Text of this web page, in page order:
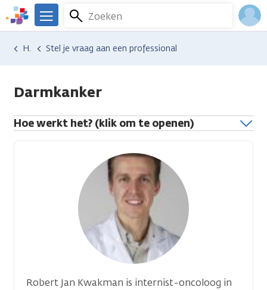
Overslaan
en
naar
We
er
Kanker.nl
Zoeken
Menu
Hulp en ondersteuning Stel je vraag aan een professional
Darmkanker
Hoe werkt het? (klik om te openen)
Robert Jan Kwakman is internist-oncoloog in